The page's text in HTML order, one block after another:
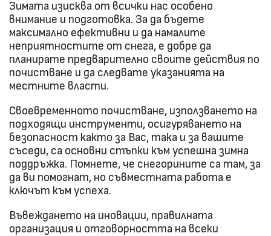
Зимата изисква от всички нас особено
внимание и подготовка. За да бъдете
максимално ефективни и да намалите
неприятностите от снега, е добре да
планирате предварително своите действия по
почистване и да следвате указанията на
местните власти.
Своевременното почистване, използването на
подходящи инструменти, осигуряването на
безопасност както за Вас, така и за вашите
съседи, са основни стъпки към успешна зимна
поддръжка. Помнете, че снегорините са там, за
да ви помогнат, но съвместната работа е
ключът към успеха.
Въвеждането на иновации, правилната
организация и отговорността на всеки